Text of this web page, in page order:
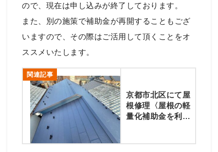
ので、現在は申し込みが終了しております。
また、別の施策で補助金が再開することもござ
いますので、その際はご活用して頂くことをオ
ススメいたします。
関連記事
京都市北区にて屋
根修理〈屋根の軽
量化補助金を利用